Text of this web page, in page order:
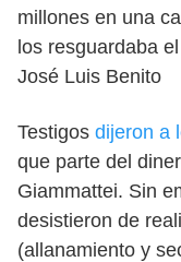
millones en una
los resguardaba
José Luis Benito
Testigos dijeron a
que parte del
Giammattei. Sin
desistieron de
(allanamiento y